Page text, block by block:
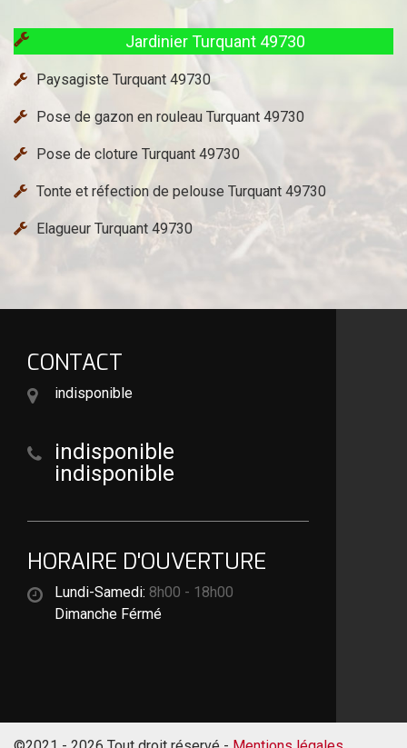
Jardinier Turquant 49730
Paysagiste Turquant 49730
Pose de gazon en rouleau Turquant 49730
Pose de cloture Turquant 49730
Tonte et réfection de pelouse Turquant 49730
Elagueur Turquant 49730
CONTACT
indisponible
indisponible
indisponible
HORAIRE D'OUVERTURE
Lundi-Samedi: 8h00 - 18h00
Dimanche Férmé